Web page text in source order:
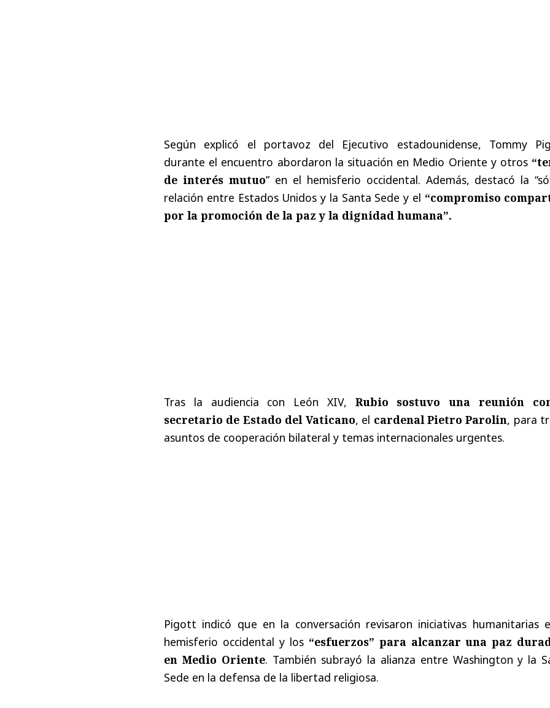
Según explicó el portavoz del Ejecutivo estadounidense, Tommy
durante el encuentro abordaron la situación en Medio Oriente y otros
de interés mutuo” en el hemisferio occidental. Además, destacó la
relación entre Estados Unidos y la Santa Sede y el “compromiso
por la promoción de la paz y la dignidad humana”.
Tras la audiencia con León XIV, Rubio sostuvo una reunión
secretario de Estado del Vaticano, el cardenal Pietro Parolin, para
asuntos de cooperación bilateral y temas internacionales urgentes.
Pigott indicó que en la conversación revisaron iniciativas humanitarias
hemisferio occidental y los “esfuerzos” para alcanzar una paz
en Medio Oriente. También subrayó la alianza entre Washington y la
Sede en la defensa de la libertad religiosa.